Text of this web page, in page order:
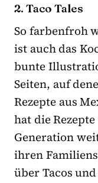
2. Taco Tales
So farbenfroh
ist auch das
bunte
Seiten, auf
Rezepte aus
hat die
Generation
ihren
über Tacos